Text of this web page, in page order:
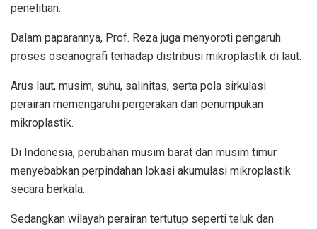
penelitian.
Dalam paparannya, Prof. Reza juga menyoroti pengaruh
proses oseanografi terhadap distribusi mikroplastik di laut.
Arus laut, musim, suhu, salinitas, serta pola sirkulasi
perairan memengaruhi pergerakan dan penumpukan
mikroplastik.
Di Indonesia, perubahan musim barat dan musim timur
menyebabkan perpindahan lokasi akumulasi mikroplastik
secara berkala.
Sedangkan wilayah perairan tertutup seperti teluk dan